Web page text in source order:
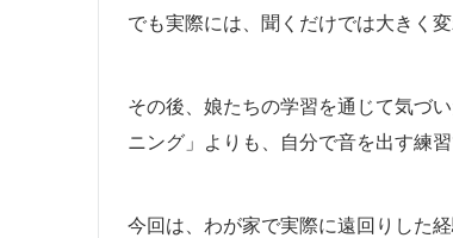
でも実際には、聞くだけでは大きく変
その後、娘たちの学習を通じて気づ
ニング」よりも、自分で音を出す練習
今回は、わが家で実際に遠回りした